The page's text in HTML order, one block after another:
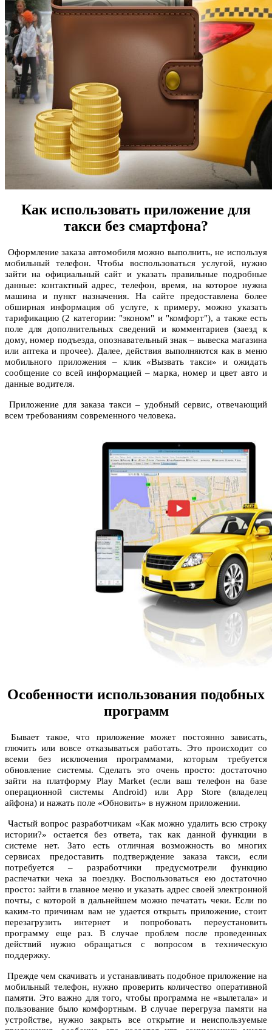
Как использовать приложение для
такси без смартфона?
Оформление заказа автомобиля можно выполнить, не используя
мобильный телефон. Чтобы воспользоваться услугой, нужно
зайти на официальный сайт и указать правильные подробные
данные: контактный адрес, телефон, время, на которое нужна
машина и пункт назначения. На сайте предоставлена более
обширная информация об услуге, к примеру, можно указать
тарификацию (2 категории: "эконом" и "комфорт"), а также есть
поле для дополнительных сведений и комментариев (заезд к
дому, номер подъезда, опознавательный знак – вывеска магазина
или аптека и прочее). Далее, действия выполняются как в меню
мобильного приложения – клик «Вызвать такси» и ожидать
сообщение со всей информацией – марка, номер и цвет авто и
данные водителя.
Приложение для заказа такси – удобный сервис, отвечающий
всем требованиям современного человека.
Особенности использования подобных
программ
Бывает такое, что приложение может постоянно зависать,
глючить или вовсе отказываться работать. Это происходит со
всеми без исключения программами, которым требуется
обновление системы. Сделать это очень просто: достаточно
зайти на платформу Play Market (если ваш телефон на базе
операционной системы Android) или App Store (владелец
айфона) и нажать поле «Обновить» в нужном приложении.
Частый вопрос разработчикам «Как можно удалить всю строку
истории?» остается без ответа, так как данной функции в
системе нет. Зато есть отличная возможность во многих
сервисах предоставить подтверждение заказа такси, если
потребуется – разработчики предусмотрели функцию
распечатки чека за поездку. Воспользоваться ею достаточно
просто: зайти в главное меню и указать адрес своей электронной
почты, с которой в дальнейшем можно печатать чеки. Если по
каким-то причинам вам не удается открыть приложение, стоит
перезагрузить интернет и попробовать переустановить
программу еще раз. В случае проблем после проведенных
действий нужно обращаться с вопросом в техническую
поддержку.
Прежде чем скачивать и устанавливать подобное приложение на
мобильный телефон, нужно проверить количество оперативной
памяти. Это важно для того, чтобы программа не «вылетала» и
пользование было комфортным. В случае перегруза памяти на
устройстве, нужно закрыть все открытие и неиспользуемые